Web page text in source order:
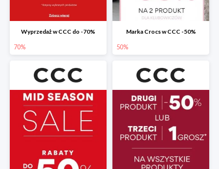
Wyprzedaż w CCC do -70%
70%
Marka Crocs w CCC -50%
50%